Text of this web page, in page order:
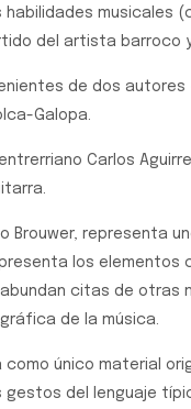
musicales
del artista barroco
de dos autores
Galopa.
Carlos
Brouwer, representa
los elementos
citas de otras
de la música.
único material
gestos del lenguaje